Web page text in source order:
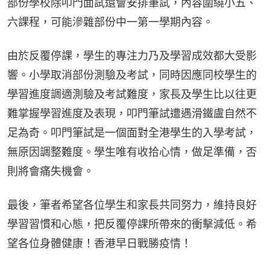
部份學校除叩門面試還會安排筆試，內容圍繞小五、
六課程，可能滲雜部份中一第一學期內容。
由於反覆停課，學生的專注力乃及學習成效都大受影
響。小學取消部份測驗及考試，同時因應同校學生的
學習進度調適測驗及考試難度，家長及學生比以往更
難掌握學習進度及表現，叩門筆試遭遇滑鐵盧自然不
足為奇。叩門筆試是一個面對全港學生的入學考試，
無原因調整難度。學生唯有收拾心情，做足準備，否
則將會痛失機會。
最後，筆者希望各位學生和家長共同努力，維持良好
學習習慣和心態，把反覆停課所帶來的衝擊減低。希
望各位身體健康！香港早日戰勝疫情！